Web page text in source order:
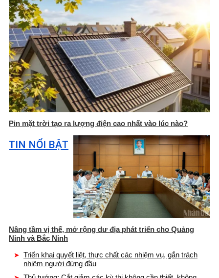
Pin mặt trời tạo ra lượng điện cao nhất vào lúc nào?
TIN NỔI BẬT
Nâng tầm vị thế, mở rộng dư địa phát triển cho Quảng
Ninh và Bắc Ninh
Triển khai quyết liệt, thực chất các nhiệm vụ, gắn trách
nhiệm người đứng đầu